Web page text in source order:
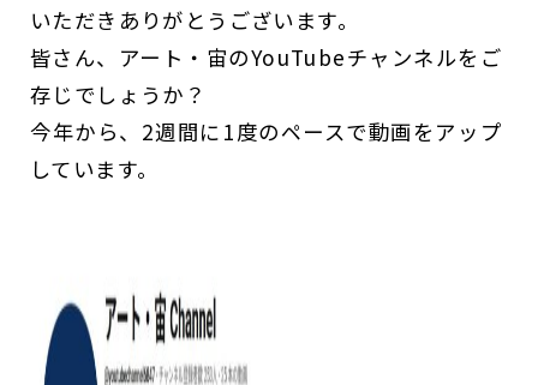
いただきありがとうございます。
皆さん、アート・宙のYouTubeチャンネルをご
存じでしょうか？
今年から、2週間に1度のペースで動画をアップ
しています。